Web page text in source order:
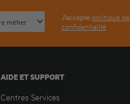
J'accepte politique de
confidentialité
AIDE ET SUPPORT
Centres Services